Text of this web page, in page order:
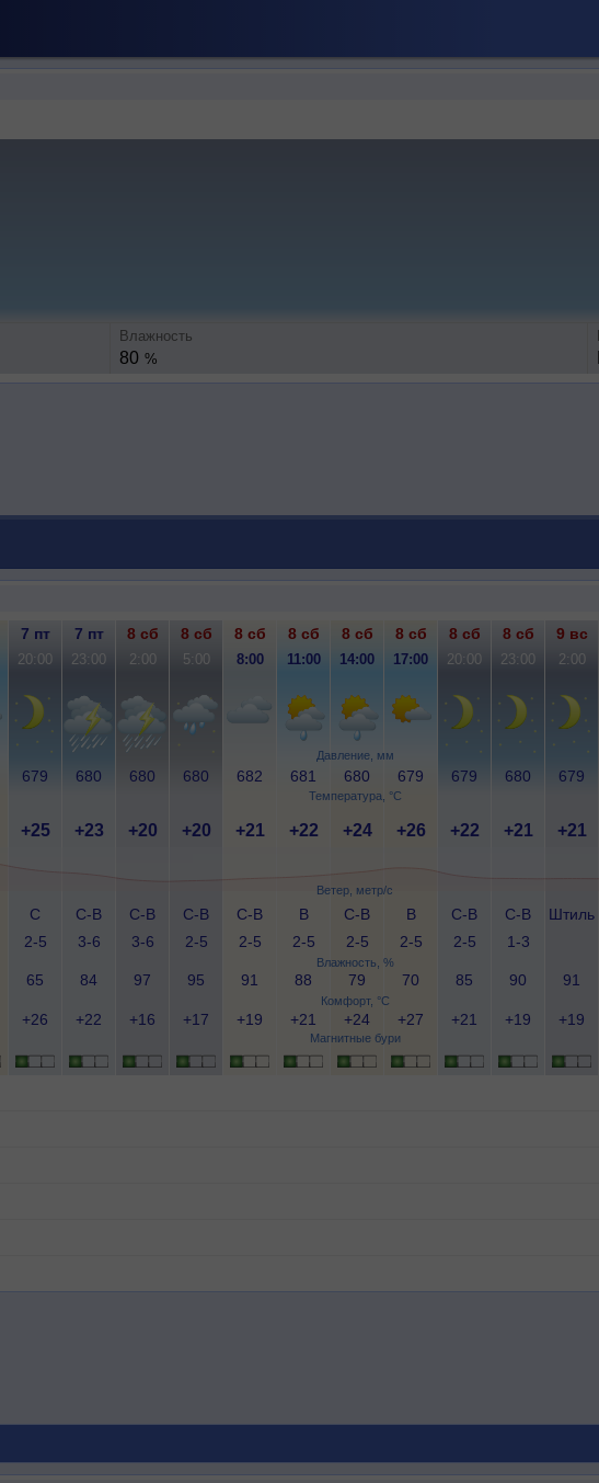
Влажность
80 %
Давление, мм
Температура, °C
Ветер, метр/с
Влажность, %
Комфорт, °C
Магнитные бури
7 пт 7 пт 8 сб 8 сб 8 сб 8 сб 8 сб 8 сб 8 сб 8 сб 9 вс
20:00 23:00 2:00 5:00 8:00 11:00 14:00 17:00 20:00 23:00 2:00
679 680 680 680 682 681 680 679 679 680 679
+25 +23 +20 +20 +21 +22 +24 +26 +22 +21 +21
С
2-5
С-В
3-6
С-В
3-6
С-В
2-5
С-В
2-5
В
2-5
С-В
2-5
В
2-5
С-В
2-5
С-В
1-3
Штиль
65 84 97 95 91 88 79 70 85 90 91
+26 +22 +16 +17 +19 +21 +24 +27 +21 +19 +19